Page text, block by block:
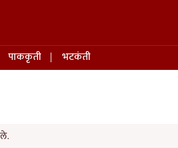
पाककृती
भटकंती